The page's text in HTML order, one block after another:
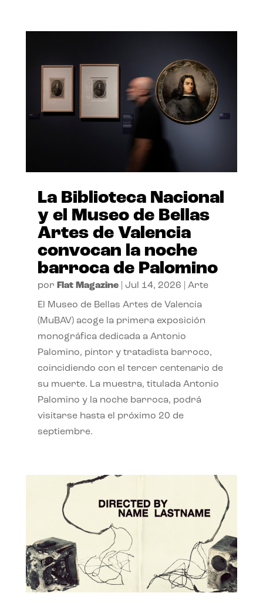
La Biblioteca Nacional
y el Museo de Bellas
Artes de Valencia
convocan la noche
barroca de Palomino
por Flat Magazine| Jul 14, 2026 Arte
El Museo de Bellas Artes de Valencia
(MuBAV) acoge la primera exposición
monográfica dedicada a Antonio
Palomino, pintor y tratadista barroco,
coincidiendo con el tercer centenario de
su muerte. La muestra, titulada Antonio
Palomino y la noche barroca, podrá
visitarse hasta el próximo 20 de
septiembre.